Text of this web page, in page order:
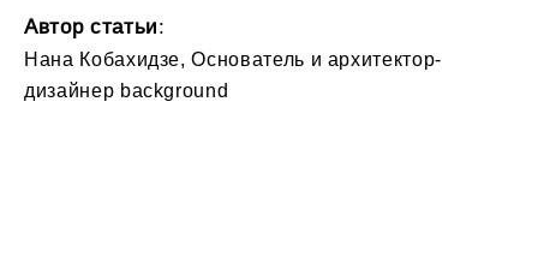
Автор статьи:
Нана Кобахидзе, Основатель и архитектор-
дизайнер background